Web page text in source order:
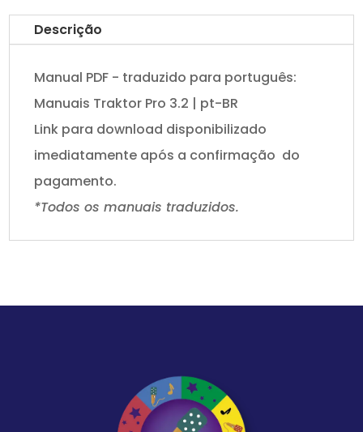
Descrição
Manual PDF - traduzido para português:
Manuais Traktor Pro 3.2 | pt-BR
Link para download disponibilizado
imediatamente após a confirmação do
pagamento.
*Todos os manuais traduzidos.